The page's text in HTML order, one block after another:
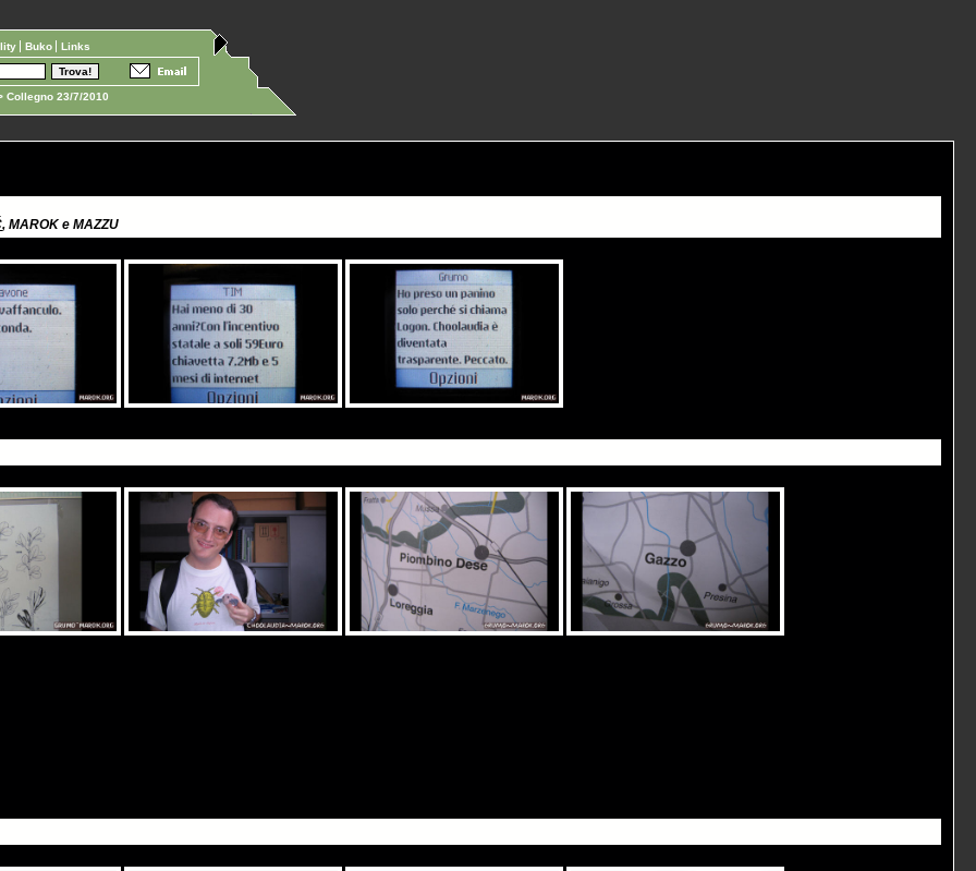
Collegno 23/7/2010
Buko Links
, MAROK e MAZZU